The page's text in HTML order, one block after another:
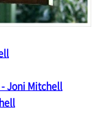
Joni Mitchell